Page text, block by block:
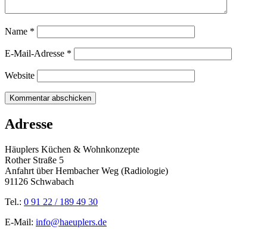
Name *
E-Mail-Adresse *
Website
Adresse
Häuplers Küchen & Wohnkonzepte
Rother Straße 5
Anfahrt über Hembacher Weg (Radiologie)
91126 Schwabach
Tel.: 0 91 22 / 189 49 30
E-Mail: info@haeuplers.de